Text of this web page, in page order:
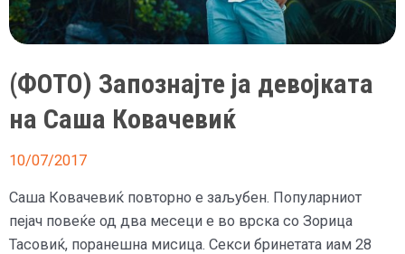
(ФОТО) Запознајте ја девојката
на Саша Ковачевиќ
10/07/2017
Саша Ковачевиќ повторно е заљубен. Популарниот
пејач повеќе од два месеци е во врска со Зорица
Тасовиќ, поранешна мисица. Секси бринетата иам 28